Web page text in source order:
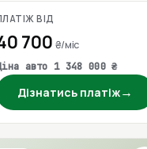
ВІД
700 ₴/міс
авто 1 348 000 ₴
Дізнатись платіж→